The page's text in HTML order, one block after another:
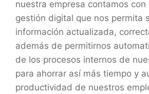
nuestra empresa contamos
gestión digital que nos permita
información actualizada,
además de permitirnos
de los procesos internos de
para ahorrar así más tiempo y
productividad de nuestros